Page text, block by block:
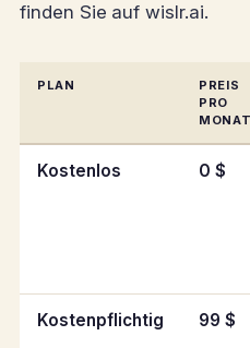
finden Sie auf wislr.ai.
PLAN
PREIS
PRO
MONAT
Kostenlos 0 $
Kostenpflichtig 99 $